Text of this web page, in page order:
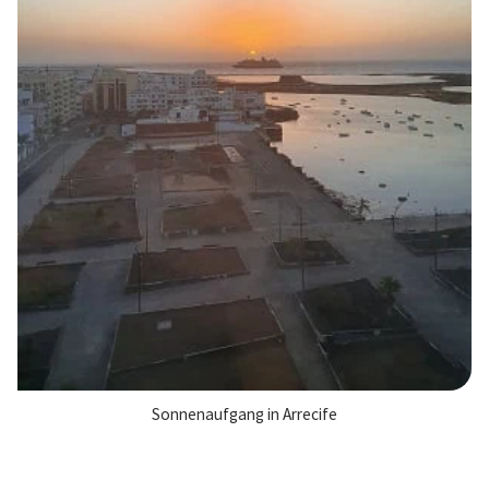
Sonnenaufgang in Arrecife